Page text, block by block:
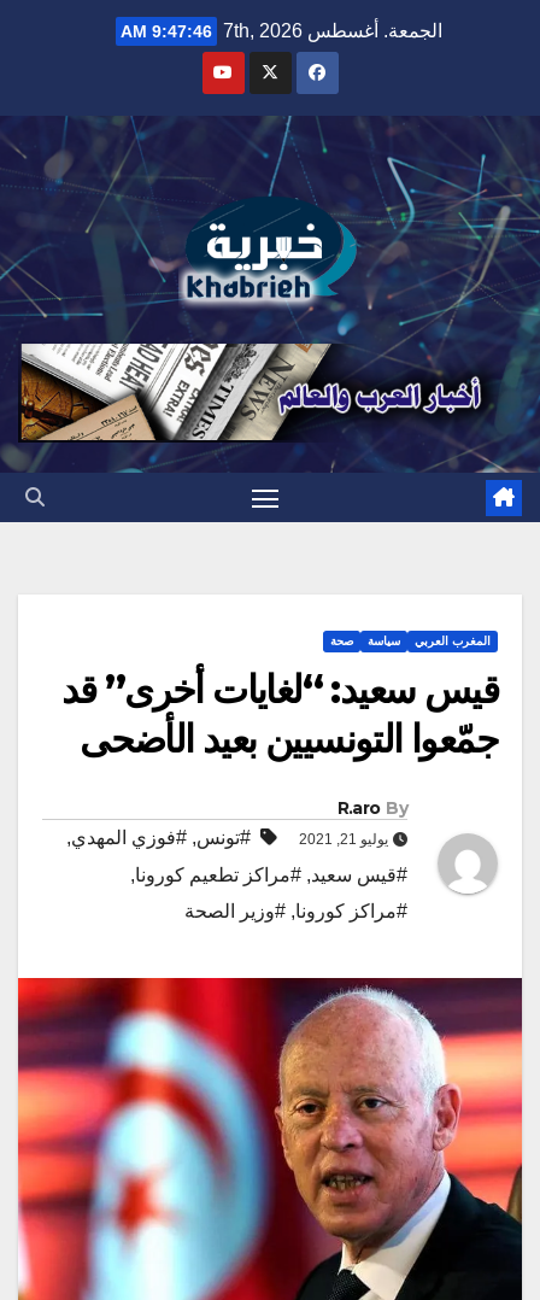
الجمعة. أغسطس 7th, 2026 9:47:47 AM
المغرب العربي سياسة صحة
قيس سعيد: “لغايات أخرى” قد
جمّعوا التونسيين بعيد الأضحى
By
R.aro
يوليو 21, 2021 #تونس, #فوزي المهدي,
#قيس سعيد, #مراكز تطعيم كورونا,
#مراكز كورونا, #وزير الصحة